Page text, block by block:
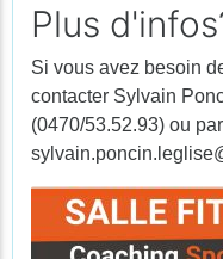
Plus
Si vous avez besoin
contacter Sylvain
(0470/53.52.93) ou par